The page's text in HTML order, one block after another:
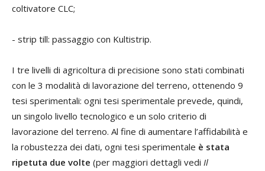
coltivatore CLC;
- strip till: passaggio con Kultistrip.
I tre livelli di agricoltura di precisione sono stati combinati
con le 3 modalità di lavorazione del terreno, ottenendo 9
tesi sperimentali: ogni tesi sperimentale prevede, quindi,
un singolo livello tecnologico e un solo criterio di
lavorazione del terreno. Al fine di aumentare l’affidabilità e
la robustezza dei dati, ogni tesi sperimentale è stata
ripetuta due volte (per maggiori dettagli vedi Il